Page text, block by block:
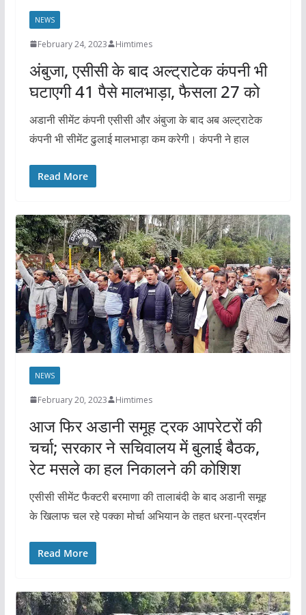
NEWS
February 24, 2023 Himtimes
अंबुजा, एसीसी के बाद अल्ट्राटेक कंपनी भी
घटाएगी 41 पैसे मालभाड़ा, फैसला 27 को
अडानी सीमेंट कंपनी एसीसी और अंबुजा के बाद अब अल्ट्राटेक
कंपनी भी सीमेंट ढुलाई मालभाड़ा कम करेगी। कंपनी ने हाल
Read More
NEWS
February 20, 2023 Himtimes
आज फिर अडानी समूह ट्रक आपरेटरों की
चर्चा; सरकार ने सचिवालय में बुलाई बैठक,
रेट मसले का हल निकालने की कोशिश
एसीसी सीमेंट फैक्टरी बरमाणा की तालाबंदी के बाद अडानी समूह
के खिलाफ चल रहे पक्का मोर्चा अभियान के तहत धरना-प्रदर्शन
Read More